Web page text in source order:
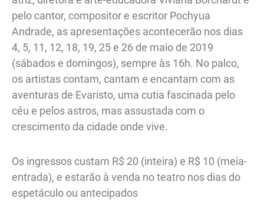
pelo cantor, compositor e escritor Pochyua
Andrade, as apresentações acontecerão nos dias
4, 5, 11, 12, 18, 19, 25 e 26 de maio de 2019
(sábados e domingos), sempre às 16h. No palco,
os artistas contam, cantam e encantam com as
aventuras de Evaristo, uma cutia fascinada pelo
céu e pelos astros, mas assustada com o
crescimento da cidade onde vive.
Os ingressos custam R$ 20 (inteira) e R$ 10 (meia-
entrada), e estarão à venda no teatro nos dias do
espetáculo ou antecipados